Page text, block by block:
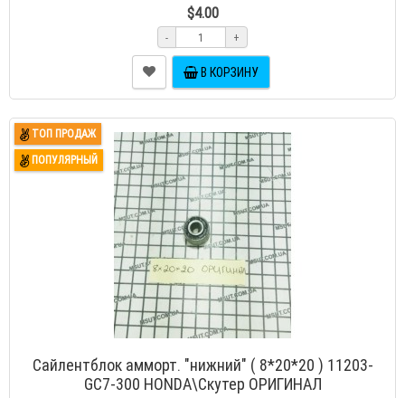
$4.00
- +
В КОРЗИНУ
ТОП ПРОДАЖ
ПОПУЛЯРНЫЙ
Сайлентблок амморт. "нижний" ( 8*20*20 ) 11203-
GC7-300 HONDA\Скутер ОРИГИНАЛ